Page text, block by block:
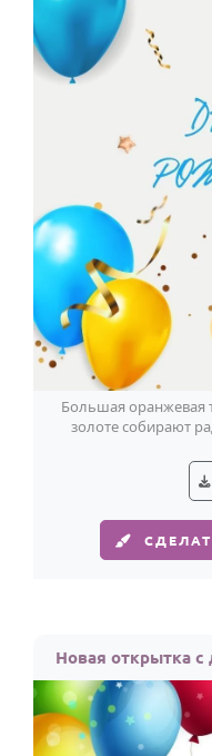
Большая оранжевая
золоте собирают
Новая открытка